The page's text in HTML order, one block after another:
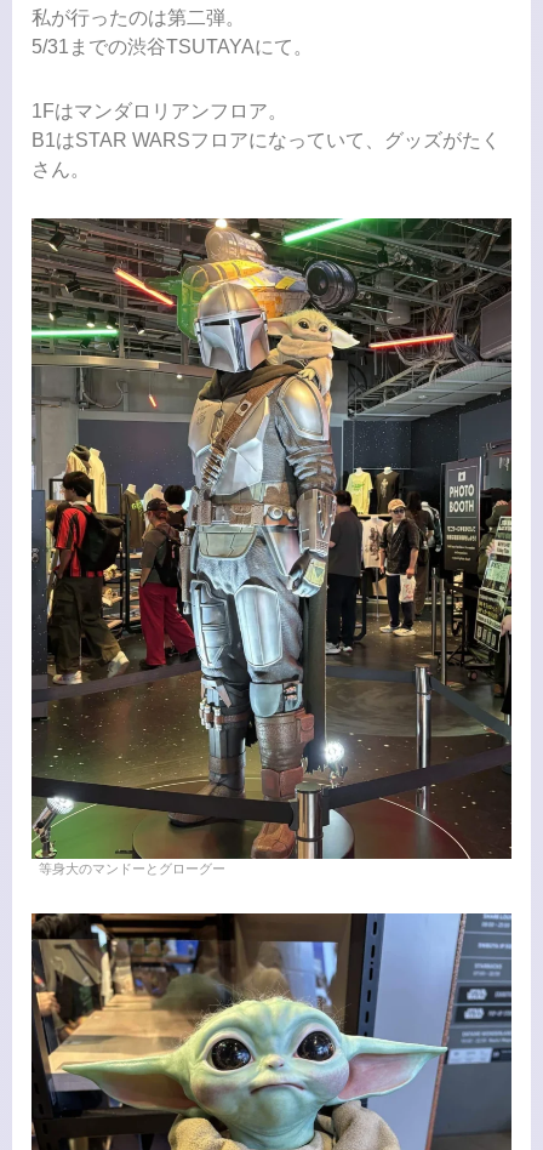
私が行ったのは第二弾。
5/31までの渋谷TSUTAYAにて。
1Fはマンダロリアンフロア。
B1はSTAR WARSフロアになっていて、グッズがたく
さん。
等身大のマンドーとグローグー